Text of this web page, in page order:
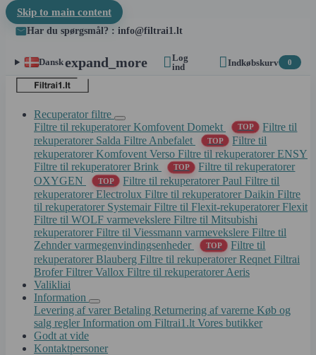
Skip to main content
Har du spørgsmål? : info@filtrai1.lt
Danskexpand_more Log
ind
Indkøbskurv 0
Recuperator filtre
Filtre til rekuperatorer Komfovent Domekt
TOP
Filtre til
rekuperatorer Salda Filtre Anbefalet TOP
Filtre til
rekuperatorer Komfovent Verso Filtre til rekuperatorer ENSY
Filtre til rekuperatorer Brink
TOP
Filtre til rekuperatorer
OXYGEN
TOP Filtre til rekuperatorer PaulFiltre til
rekuperatorer Electrolux Filtre til rekuperatorer Daikin Filtre
til rekuperatorer Systemair Filtre til Flexit-rekuperatorer Flexit
Filtre til WOLF varmevekslere Filtre til Mitsubishi
rekuperatorer Filtre til Viessmann varmevekslere Filtre til
Zehnder varmegenvindingsenheder
TOP
Filtre til
rekuperatorer Blauberg Filtre til rekuperatorer Reqnet Filtrai
Brofer Filtrer Vallox Filtre til rekuperatorer Aeris
Valikliai
Information
Levering af varer Betaling Returnering af varerne Køb og
salg regler Information om Filtrai1.lt Vores butikker
Godt at vide
Kontaktpersoner